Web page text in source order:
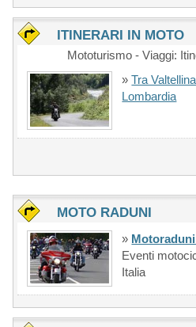
ITINERARI IN MOTO
Mototurismo - Viaggi:
»Tra
Lombardia
MOTO RADUNI
»
Eventi
Italia